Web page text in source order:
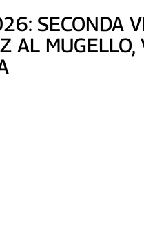
SECONDA
AL MUGELLO,